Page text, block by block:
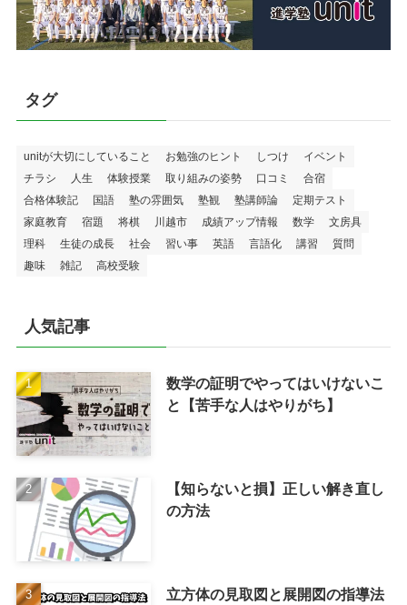
タグ
unitが大切にしていること お勉強のヒント しつけ
イベント
チラシ
人生 体験授業 取り組みの姿勢 口コミ
合宿
合格体験記
国語 塾の雰囲気 塾観 塾講師論
定期テスト
家庭教育
宿題 将棋 川越市 成績アップ情報 数学
文房具
理科
生徒の成長 社会 習い事 英語 言語化 講習
質問
趣味
雑記 高校受験
人気記事
数学の証明でやってはいけないこ
と【苦手な人はやりがち】
【知らないと損】正しい解き直し
の方法
立方体の見取図と展開図の指導法